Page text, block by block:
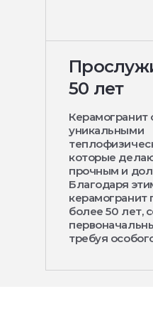
50 лет
Керамогранит
уникальными
которые
прочным и
Благодаря
керамогранит
более 50 лет,
требуя